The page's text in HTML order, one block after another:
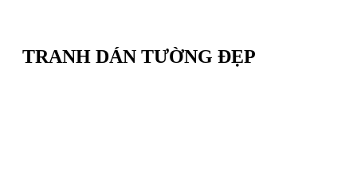
TRANH DÁN TƯỜNG ĐẸP